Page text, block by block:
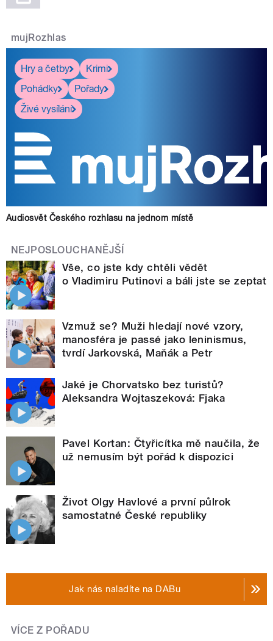
mujRozhlas
Hry a četby
Krimi
Pohádky
Pořady
Živé vysílání
Audiosvět Českého rozhlasu na jednom místě
NEJPOSLOUCHANĚJŠÍ
Vše, co jste kdy chtěli vědět
o Vladimiru Putinovi a báli jste se zeptat
Vzmuž se? Muži hledají nové vzory,
manosféra je passé jako leninismus,
tvrdí Jarkovská, Maňák a Petr
Jaké je Chorvatsko bez turistů?
Aleksandra Wojtaszeková: Fjaka
Pavel Kortan: Čtyřicítka mě naučila, že
už nemusím být pořád k dispozici
Život Olgy Havlové a první půlrok
samostatné České republiky
Jak nás naladíte na DABu
VÍCE Z POŘADU